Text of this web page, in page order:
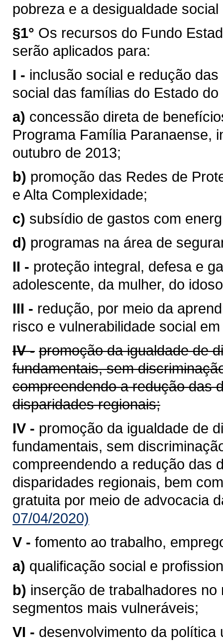
pobreza e a desigualdade
§1° Os recursos do Fundo
serão aplicados para:
I - inclusão social e redução
social das famílias do Estado
a) concessão direta de
Programa Família Paranaense,
outubro de 2013;
b) promoção das Redes de
e Alta Complexidade;
c) subsídio de gastos com
d) programas na área de
II - proteção integral, defesa e
adolescente, da mulher, do
III - redução, por meio da
risco e vulnerabilidade social
IV - promoção da igualdade de
fundamentais, sem
compreendendo a redução das
disparidades regionais;
IV - promoção da igualdade de
fundamentais, sem
compreendendo a redução das
disparidades regionais, bem
gratuita por meio de advocacia
07/04/2020)
V - fomento ao trabalho,
a) qualificação social e
b) inserção de trabalhadores
segmentos mais vulneráveis;
VI - desenvolvimento da política